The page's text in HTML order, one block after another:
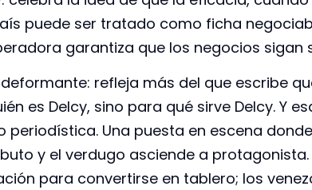
puede ser tratado como ficha
garantiza que los negocios sigan
refleja más del que escribe
es Delcy, sino para qué sirve Delcy. Y
periodística. Una puesta en escena
y el verdugo asciende a protagonista.
para convertirse en tablero; los